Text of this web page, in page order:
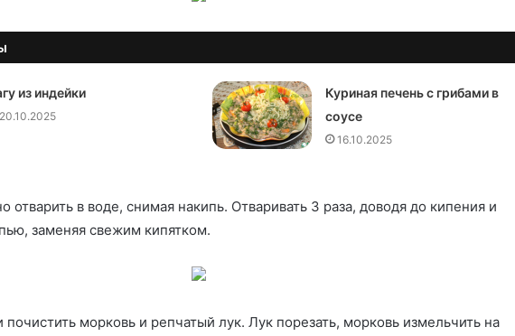
из индейки
20.10.2025
Куриная печень с грибами в
соусе
16.10.2025
отварить в воде, снимая накипь. Отваривать 3 раза, доводя до кипения и
заменяя свежим кипятком.
почистить морковь и репчатый лук. Лук порезать, морковь измельчить на